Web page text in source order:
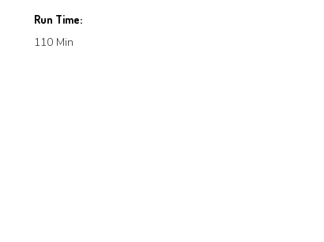
Run Time:
110 Min